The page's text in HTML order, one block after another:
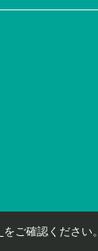
をご確認ください。